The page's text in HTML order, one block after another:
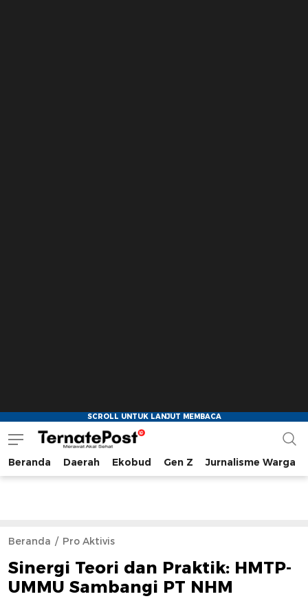
TernatePost.id
merawat akal sehat
Beranda Daerah Ekobud Gen Z Jurnalisme Warga
Beranda Pro Aktivis
Sinergi Teori dan Praktik: HMTP-
UMMU Sambangi PT NHM